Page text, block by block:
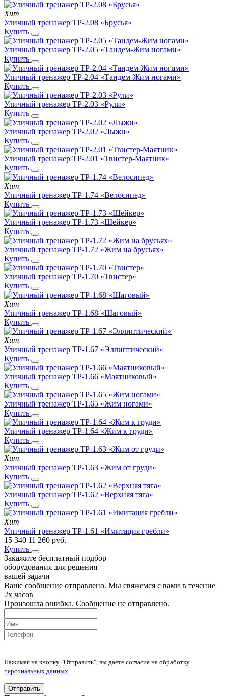
Хит
Уличный тренажер ТР-2.08 «Брусья»
Купить
Уличный тренажер ТР-2.05 «Тандем-Жим ногами»
Купить
Уличный тренажер ТР-2.04 «Тандем-Жим ногами»
Купить
Уличный тренажер ТР-2.03 «Рули»
Купить
Уличный тренажер ТР-2.02 «Лыжи»
Купить
Уличный тренажер ТР-2.01 «Твистер-Маятник»
Купить
Хит
Уличный тренажер ТР-1.74 «Велосипед»
Купить
Уличный тренажер ТР-1.73 «Шейкер»
Купить
Уличный тренажер ТР-1.72 «Жим на брусьях»
Купить
Уличный тренажер ТР-1.70 «Твистер»
Купить
Хит
Уличный тренажер ТР-1.68 «Шаговый»
Купить
Хит
Уличный тренажер ТР-1.67 «Эллиптический»
Купить
Уличный тренажер ТР-1.66 «Маятниковый»
Купить
Уличный тренажер ТР-1.65 «Жим ногами»
Купить
Уличный тренажер ТР-1.64 «Жим к груди»
Купить
Хит
Уличный тренажер ТР-1.63 «Жим от груди»
Купить
Уличный тренажер ТР-1.62 «Верхняя тяга»
Купить
Хит
Уличный тренажер ТР-1.61 «Имитация гребли»
15 340 11 260 руб.
Купить
Закажите бесплатный подбор
оборудования для решения
вашей задачи
Ваше сообщение отправлено. Мы свяжемся с вами в течение
2х часов
Произошла ошибка. Сообщение не отправлено.
Нажимая на кнопку "Отправить", вы даете согласие на обработку
персональных данных
Отправить